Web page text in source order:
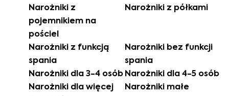
Narożniki z
pojemnikiem na
pościel
Narożniki z półkami
Narożniki z funkcją
spania
Narożniki bez funkcji
spania
Narożniki dla 3-4 osób Narożniki dla 4-5 osób
Narożniki dla więcej
Narożniki małe